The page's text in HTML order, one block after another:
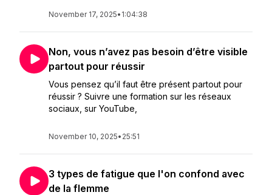
November 17, 2025• 1:04:38
Non, vous n’avez pas besoin d’être visible
partout pour réussir
Vous pensez qu’il faut être présent partout pour
réussir ? Suivre une formation sur les réseaux
sociaux, sur YouTube,
November 10, 2025• 25:51
3 types de fatigue que l'on confond avec
de la flemme